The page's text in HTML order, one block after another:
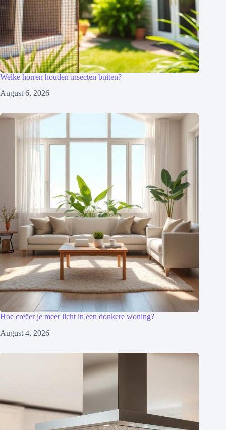
Welke horren houden insecten buiten?
August 6, 2026
Hoe creëer je meer licht in een donkere woning?
August 4, 2026